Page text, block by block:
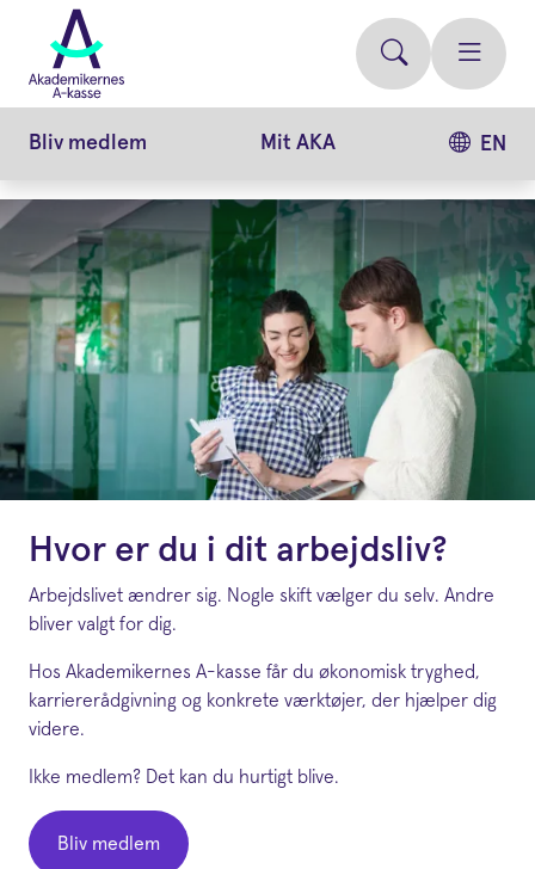
videre
hovedindhold
Bliv medlem Mit AKA EN
Hvor er du i dit arbejdsliv?
Arbejdslivet ændrer sig. Nogle skift vælger du selv. Andre
bliver valgt for dig.
Hos Akademikernes A-kasse får du økonomisk tryghed,
karriererådgivning og konkrete værktøjer, der hjælper dig
videre.
Ikke medlem? Det kan du hurtigt blive.
Bliv medlem